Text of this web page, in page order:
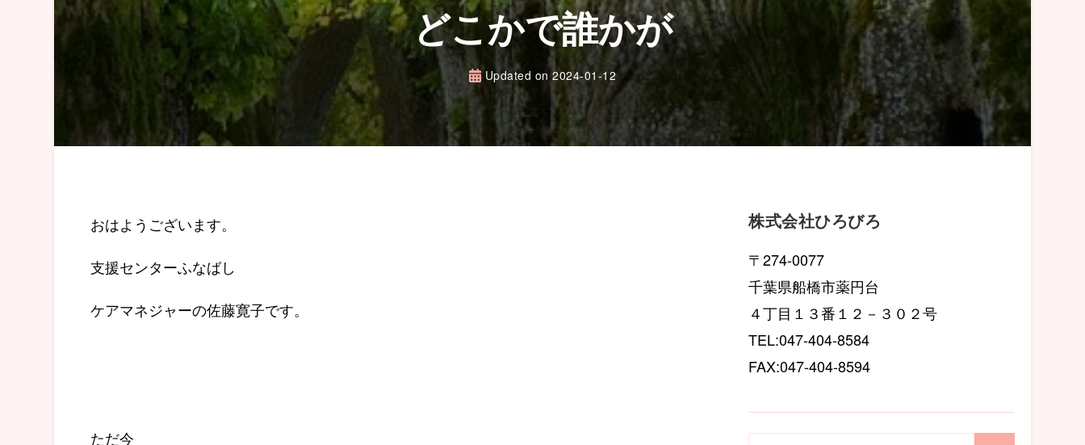
どこかで誰かが
Updated on2024-01-12
おはようございます。
支援センターふなばし
ケアマネジャーの佐藤寛子です。
ただ今
株式会社ひろびろ
〒274-0077
千葉県船橋市薬円台
４丁目１３番１２－３０２号
TEL:047-404-8584
FAX:047-404-8594